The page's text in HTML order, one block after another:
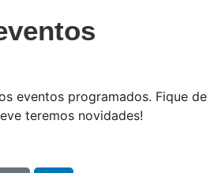
eventos programados. Fique de
teremos novidades!